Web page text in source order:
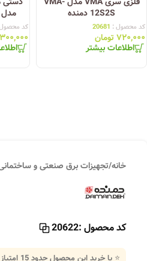
12S2S دمنده
کد محصول : 20681
۷۲۰,۰۰۰تومان
اطلاعات بیشتر
مدل VSL-20S2S دمنده
کد
خانه/تجهیزات برق صنعتی و
کد محصول :20622